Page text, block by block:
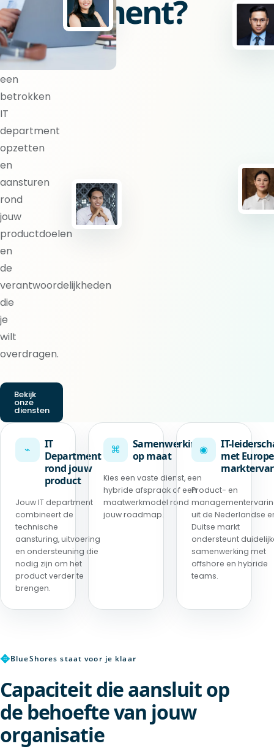
department?
BlueShores
kan
een
betrokken
IT
department
opzetten
en
aansturen
rond
jouw
productdoelen
en
de
verantwoordelijkheden
die
je
wilt
overdragen.
Bekijk
onze
diensten
⌁
IT
Department
rond jouw
product
Jouw IT department
combineert de
technische
aansturing, uitvoering
en ondersteuning die
nodig zijn om het
product verder te
brengen.
⌘
Samenwerking
op maat
Kies een vaste dienst, een
hybride afspraak of een
maatwerkmodel rond
jouw roadmap.
◉
IT-
met
Product- en
uit de Nederlandse
Duitse markt
ondersteunt
samenwerking met
offshore en hybride
teams.
✥BlueShores staat voor je klaar
Capaciteit die aansluit op
de behoefte van jouw
organisatie